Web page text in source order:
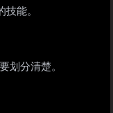
能。
划分清楚。